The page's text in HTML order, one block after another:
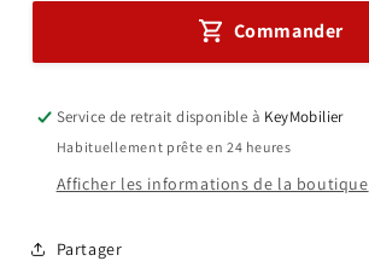
Petit
Dossier
Carré
A0030
Métallique
Petit
Dossier
Carré
A0030
Commander
Service de retrait disponible à KeyMobilier
Habituellement prête en 24 heures
Afficher les informations de la boutique
Partager